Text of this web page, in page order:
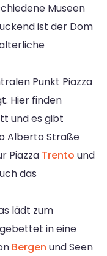
Museen
ist der Dom
Punkt Piazza
Hier finden
und es gibt
Alberto Straße
Piazza Trento und
das
lädt zum
in eine
Bergen und Seen